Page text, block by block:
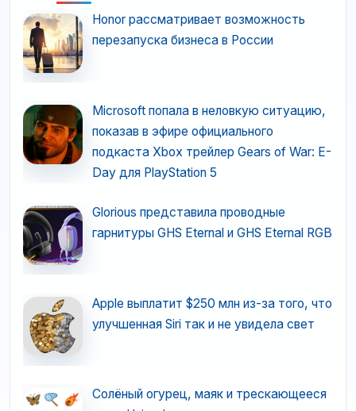
Honor рассматривает возможность
перезапуска бизнеса в России
Microsoft попала в неловкую ситуацию,
показав в эфире официального
подкаста Xbox трейлер Gears of War: E-
Day для PlayStation 5
Glorious представила проводные
гарнитуры GHS Eternal и GHS Eternal RGB
Apple выплатит $250 млн из-за того, что
улучшенная Siri так и не увидела свет
Солёный огурец, маяк и трескающееся